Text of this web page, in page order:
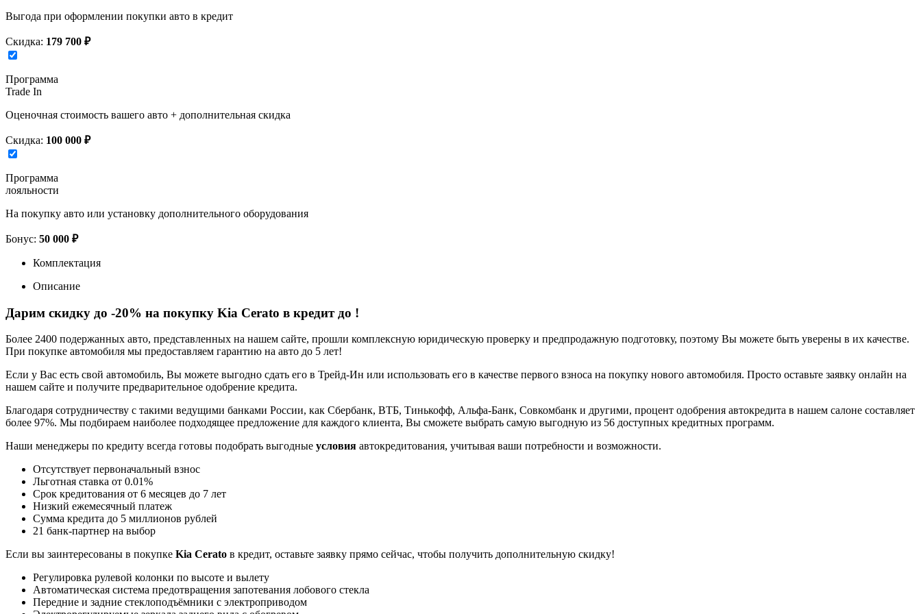
Выгода при оформлении покупки авто в кредит
Скидка: 179 700 ₽
Программа
Trade In
Оценочная стоимость вашего авто + дополнительная скидка
Скидка: 100 000 ₽
Программа
лояльности
На покупку авто или установку дополнительного оборудования
Бонус: 50 000 ₽
Комплектация
Описание
Дарим скидку до -20% на покупку Kia Cerato в кредит до !
Более 2400 подержанных авто, представленных на нашем сайте, прошли комплексную юридическую проверку и предпродажную подготовку, поэтому Вы можете быть уверены в их качестве.
При покупке автомобиля мы предоставляем гарантию на авто до 5 лет!
Если у Вас есть свой автомобиль, Вы можете выгодно сдать его в Трейд-Ин или использовать его в качестве первого взноса на покупку нового автомобиля. Просто оставьте заявку онлайн на
нашем сайте и получите предварительное одобрение кредита.
Благодаря сотрудничеству с такими ведущими банками России, как Сбербанк, ВТБ, Тинькофф, Альфа-Банк, Совкомбанк и другими, процент одобрения автокредита в нашем салоне составляет
более 97%. Мы подбираем наиболее подходящее предложение для каждого клиента, Вы сможете выбрать самую выгодную из 56 доступных кредитных программ.
Наши менеджеры по кредиту всегда готовы подобрать выгодные условия автокредитования, учитывая ваши потребности и возможности.
Отсутствует первоначальный взнос
Льготная ставка от 0.01%
Срок кредитования от 6 месяцев до 7 лет
Низкий ежемесячный платеж
Сумма кредита до 5 миллионов рублей
21 банк-партнер на выбор
Если вы заинтересованы в покупке Kia Cerato в кредит, оставьте заявку прямо сейчас, чтобы получить дополнительную скидку!
Регулировка рулевой колонки по высоте и вылету
Автоматическая система предотвращения запотевания лобового стекла
Передние и задние стеклоподъёмники с электроприводом